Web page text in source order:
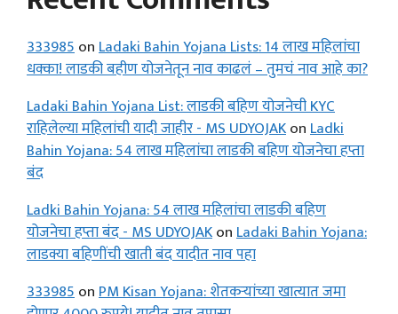
333985onLadaki Bahin Yojana Lists: 14 लाख महिलांचा
धक्का! लाडकी बहीण योजनेतून नाव काढलं – तुमचं नाव आहे का?
Ladaki Bahin Yojana List: लाडकी बहिण योजनेची KYC
राहिलेल्या महिलांची यादी जाहीर - MS UDYOJAKonLadki
Bahin Yojana: 54 लाख महिलांचा लाडकी बहिण योजनेचा हप्ता
बंद
Ladki Bahin Yojana: 54 लाख महिलांचा लाडकी बहिण
योजनेचा हप्ता बंद - MS UDYOJAKonLadaki Bahin Yojana:
लाडक्या बहिणींची खाती बंद यादीत नाव पहा
333985onPM Kisan Yojana: शेतकऱ्यांच्या खात्यात जमा